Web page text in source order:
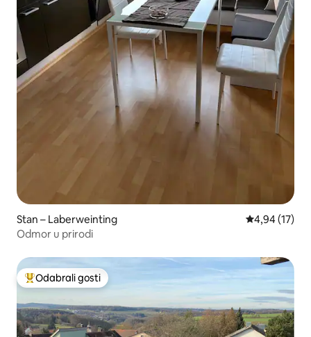
Stan – Laberweinting Prosječna
4,94 (17)
Odmor u prirodi
Među najviše rangiranima s oznakom „Odabrali gosti”
Odabrali gosti